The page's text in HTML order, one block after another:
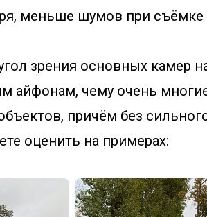
меньше шумов при съёмке
зрения основных камер
айфонам, чему очень
причём без
оценить на примерах: